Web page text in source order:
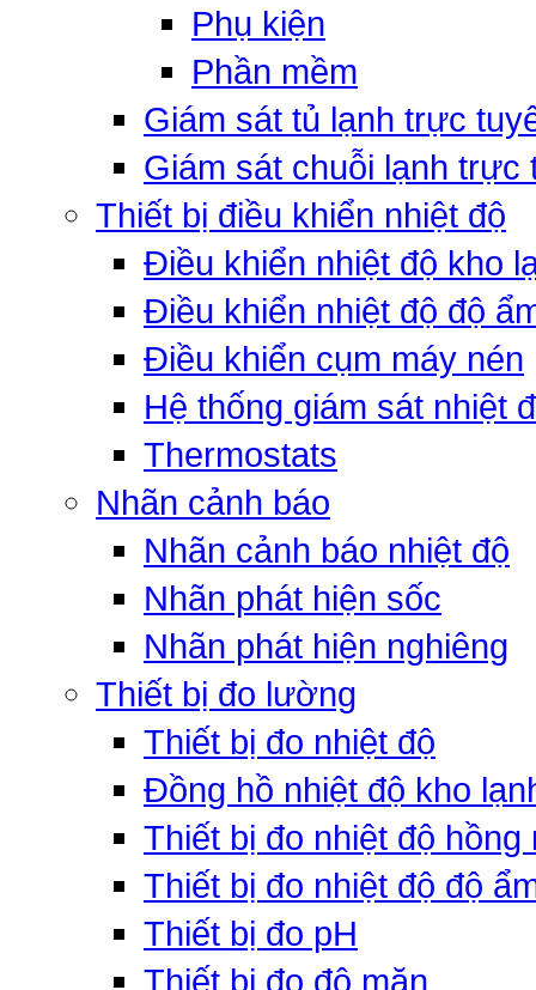
Phụ kiện
Phần mềm
Giám sát tủ lạnh trực
Giám sát chuỗi lạnh trực
Thiết bị điều khiển nhiệt độ
Điều khiển nhiệt độ kho
Điều khiển nhiệt độ độ
Điều khiển cụm máy nén
Hệ thống giám sát nhiệt
Thermostats
Nhãn cảnh báo
Nhãn cảnh báo nhiệt độ
Nhãn phát hiện sốc
Nhãn phát hiện nghiêng
Thiết bị đo lường
Thiết bị đo nhiệt độ
Đồng hồ nhiệt độ kho
Thiết bị đo nhiệt độ hồng
Thiết bị đo nhiệt độ độ
Thiết bị đo pH
Thiết bị đo độ mặn